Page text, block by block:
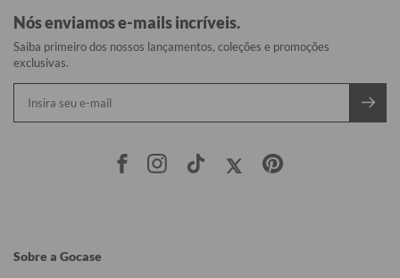
Nós enviamos e-mails incríveis.
Saiba primeiro dos nossos lançamentos, coleções e promoções
exclusivas.
Sobre a Gocase